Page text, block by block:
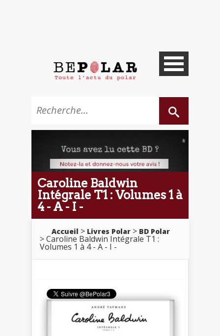
Caroline Baldwin
Intégrale T1 : Volumes 1 à
4 - A - I -
Accueil Livres Polar BD Polar
Caroline Baldwin Intégrale T1 :
Volumes 1 à 4 - A - I -